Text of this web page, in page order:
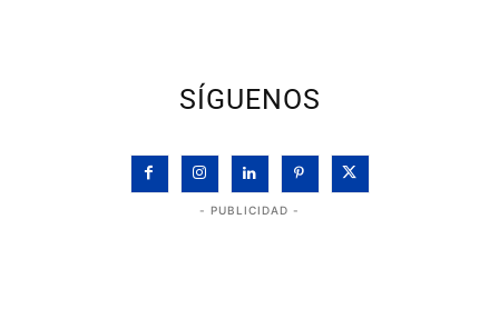
SÍGUENOS
- PUBLICIDAD -